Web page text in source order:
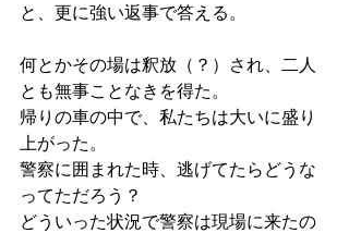
と、更に強い返事で答える。
何とかその場は釈放（？）され、二人
とも無事ことなきを得た。
帰りの車の中で、私たちは大いに盛り
上がった。
警察に囲まれた時、逃げてたらどうな
ってただろう？
どういった状況で警察は現場に来たの